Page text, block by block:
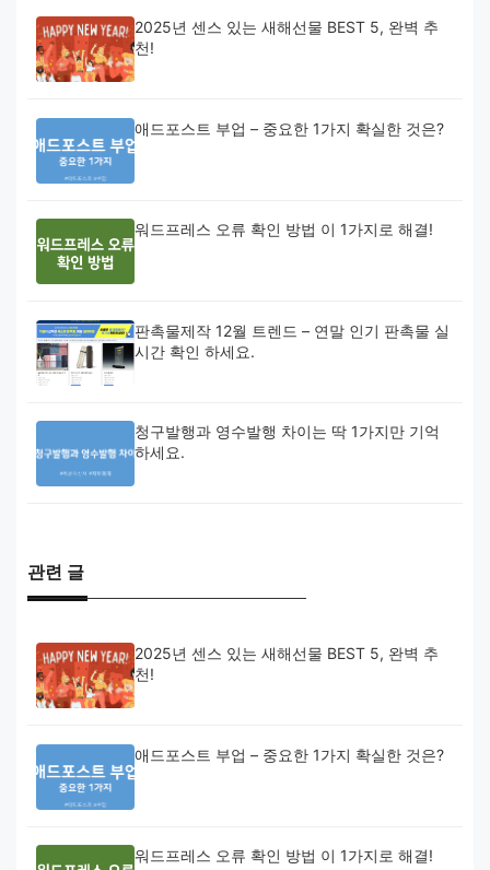
2025년 센스 있는 새해선물 BEST 5, 완벽 추
천!
애드포스트 부업 – 중요한 1가지 확실한 것은?
워드프레스 오류 확인 방법 이 1가지로 해결!
판촉물제작 12월 트렌드 – 연말 인기 판촉물 실
시간 확인 하세요.
청구발행과 영수발행 차이는 딱 1가지만 기억
하세요.
관련 글
2025년 센스 있는 새해선물 BEST 5, 완벽 추
천!
애드포스트 부업 – 중요한 1가지 확실한 것은?
워드프레스 오류 확인 방법 이 1가지로 해결!